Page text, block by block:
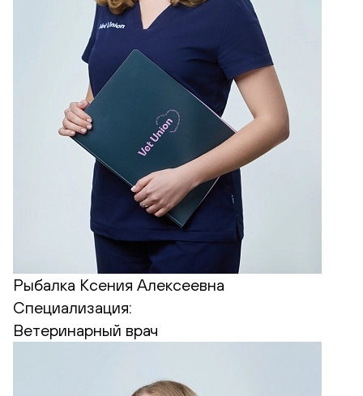
Рыбалка Ксения Алексеевна
Специализация:
Ветеринарный врач